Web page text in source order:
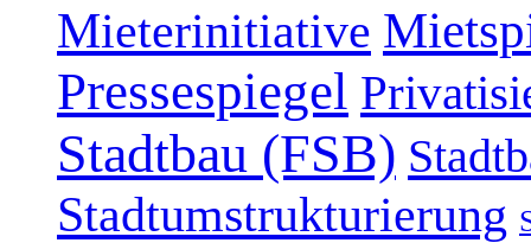
Mieterinitiative
Pressespiegel
Stadtbau (FSB)
Stadtumstrukturierung